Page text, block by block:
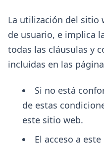
La utilización del sitio
de usuario, e implica
todas las cláusulas y
incluidas en las
Si no está
de estas
este sitio web.
El acceso a